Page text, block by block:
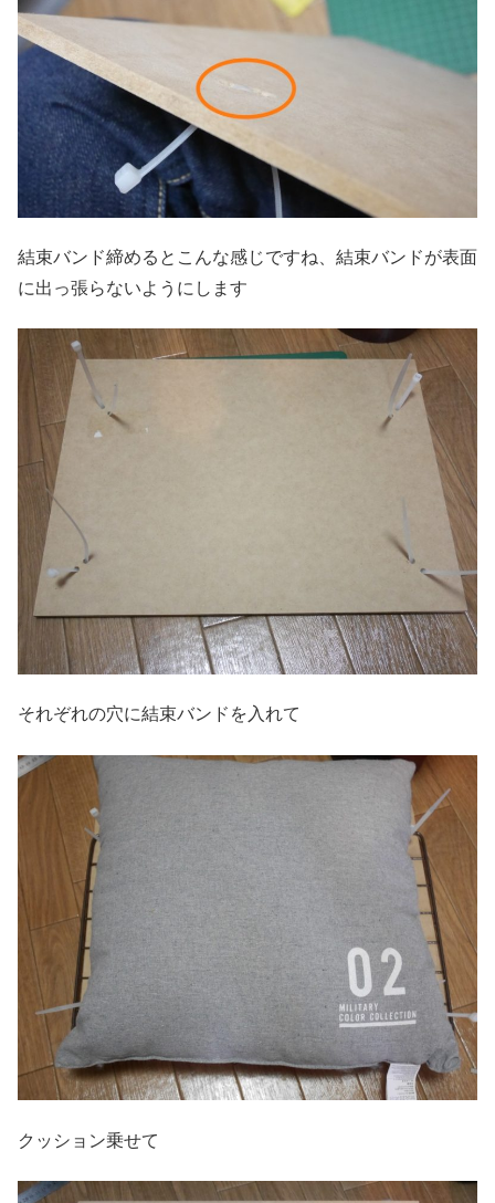
結束バンド締めるとこんな感じですね、結束バンドが表面
に出っ張らないようにします
それぞれの穴に結束バンドを入れて
クッション乗せて